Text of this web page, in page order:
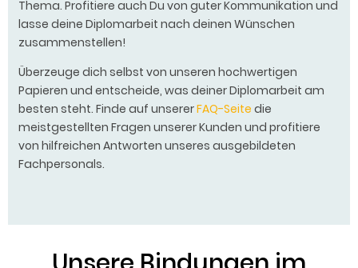
Thema. Profitiere auch Du von guter Kommunikation und
lasse deine Diplomarbeit nach deinen Wünschen
zusammenstellen!
Überzeuge dich selbst von unseren hochwertigen
Papieren und entscheide, was deiner Diplomarbeit am
besten steht. Finde auf unsererFAQ-Seite die
meistgestellten Fragen unserer Kunden und profitiere
von hilfreichen Antworten unseres ausgebildeten
Fachpersonals.